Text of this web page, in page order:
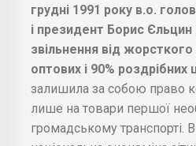
грудні 1991 року в.о.
і президент Борис
звільнення від
оптових і 90% роздрібних
залишила за собою право
лише на товари першої
громадському транспорті. В